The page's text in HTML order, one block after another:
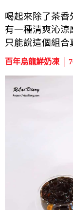
喝起來除了茶香
有一種清爽沁涼
只能說這個組合
百年烏龍鮮奶凍 │